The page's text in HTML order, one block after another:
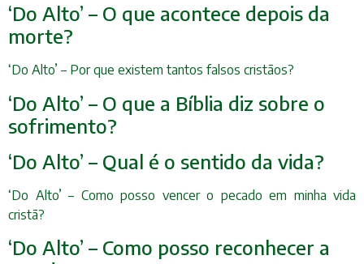
‘Do Alto’ – O que acontece depois da
morte?
‘Do Alto’ – Por que existem tantos falsos cristãos?
‘Do Alto’ – O que a Bíblia diz sobre o
sofrimento?
‘Do Alto’ – Qual é o sentido da vida?
‘Do Alto’ – Como posso vencer o pecado em minha vida
cristã?
‘Do Alto’ – Como posso reconhecer a